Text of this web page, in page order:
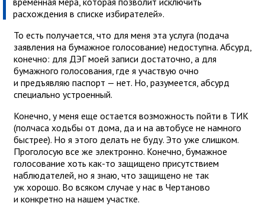
расхождения в списке избирателей».
То есть получается, что для меня эта услуга (подача
заявления на бумажное голосование) недоступна. Абсурд,
конечно: для ДЭГ моей записи достаточно, а для
бумажного голосования, где я участвую очно
и предъявляю паспорт — нет. Но, разумеется, абсурд
специально устроенный.
Конечно, у меня еще остается возможность пойти в ТИК
(полчаса ходьбы от дома, да и на автобусе не намного
быстрее). Но я этого делать не буду. Это уже слишком.
Проголосую все же электронно. Конечно, бумажное
голосование хоть как-то защищено присутствием
наблюдателей, но я знаю, что защищено не так
уж хорошо. Во всяком случае у нас в Чертаново
и конкретно на нашем участке.